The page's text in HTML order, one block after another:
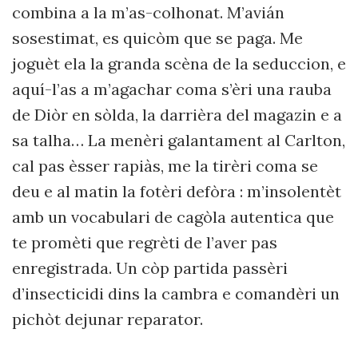
combina a la m’as-colhonat. M’avián
sosestimat, es quicòm que se paga. Me
joguèt ela la granda scèna de la seduccion, e
aquí-l’as a m’agachar coma s’èri una rauba
de Diòr en sòlda, la darrièra del magazin e a
sa talha… La menèri galantament al Carlton,
cal pas èsser rapiàs, me la tirèri coma se
deu e al matin la fotèri defòra : m’insolentèt
amb un vocabulari de cagòla autentica que
te promèti que regrèti de l’aver pas
enregistrada. Un còp partida passèri
d’insecticidi dins la cambra e comandèri un
pichòt dejunar reparator.